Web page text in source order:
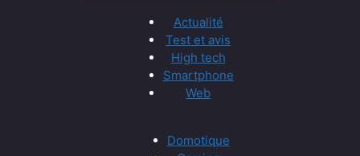
Actualité
Test et avis
High tech
Smartphone
Web
Domotique